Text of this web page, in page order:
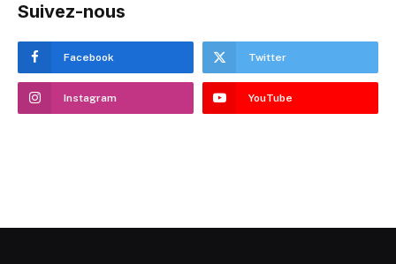
Suivez-nous
Facebook Twitter
Instagram YouTube